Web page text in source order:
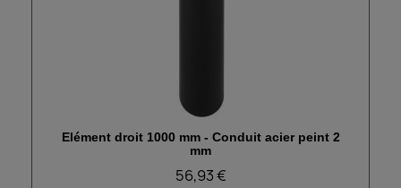
Aperçu rapide
Elément droit 1000 mm - Conduit acier peint 2
mm
56,93 €